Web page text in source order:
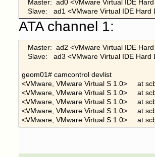
Master:  ad0 <VMware Virtual IDE
Slave:   ad1 <VMware Virtual IDE
ATA channel 1:
Master:  ad2 <VMware Virtual IDE
Slave:   ad3 <VMware Virtual IDE
geom01# camcontrol devlist
<VMware, VMware Virtual S 1.0>     at
<VMware, VMware Virtual S 1.0>     at
<VMware, VMware Virtual S 1.0>     at
<VMware, VMware Virtual S 1.0>     at
<VMware, VMware Virtual S 1.0>     at